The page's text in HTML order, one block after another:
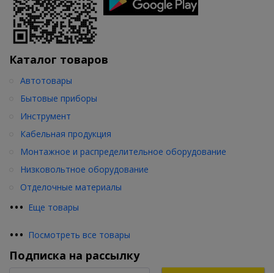
Каталог товаров
••• Еще товары
Автотовары
Бытовые приборы
Инструмент
Кабельная продукция
Монтажное и распределительное оборудование
Низковольтное оборудование
Отделочные материалы
••• Посмотреть все товары
Подписка на рассылку